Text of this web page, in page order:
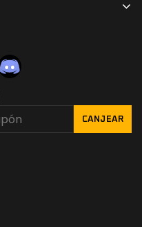
CANJEAR